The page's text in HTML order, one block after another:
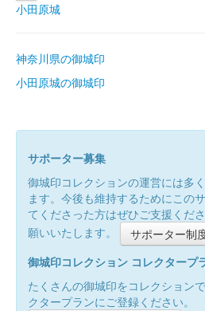
小田原城
神奈川県の御城印
小田原城の御城印
サポーター募集
御城印コレクションの運営には多
ます。今後も維持するためにこの
てくださった方はぜひご支援くだ
願いいたします。
サポーター制
御城印コレクション コレクタープ
たくさんの御城印をコレクション
クタープランにご登録ください。